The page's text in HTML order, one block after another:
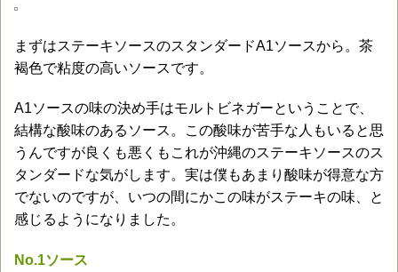
まずはステーキソースのスタンダードA1ソースから。茶
褐色で粘度の高いソースです。
A1ソースの味の決め手はモルトビネガーということで、
結構な酸味のあるソース。この酸味が苦手な人もいると思
うんですが良くも悪くもこれが沖縄のステーキソースのス
タンダードな気がします。実は僕もあまり酸味が得意な方
でないのですが、いつの間にかこの味がステーキの味、と
感じるようになりました。
No.1ソース